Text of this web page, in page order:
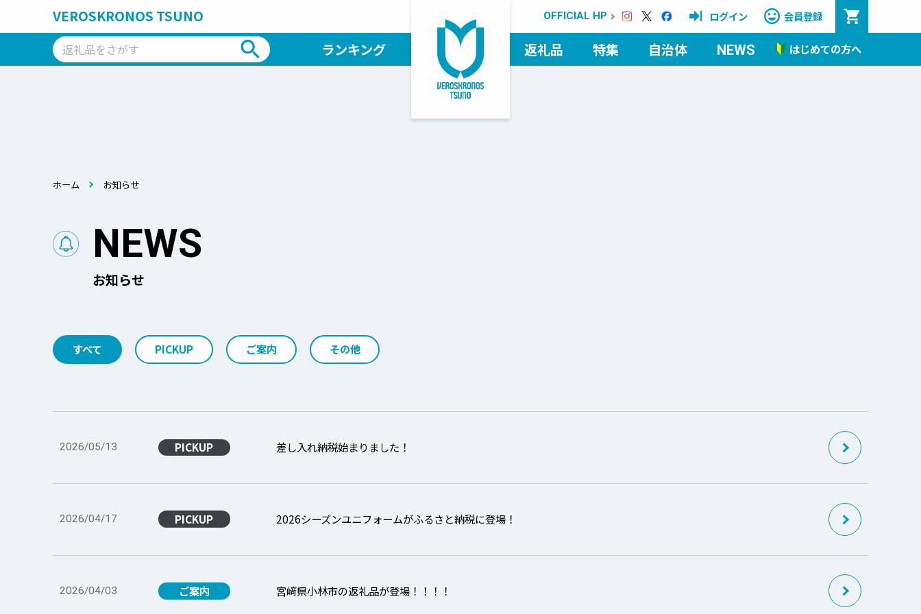
VEROSKRONOS TSUNO OFFICIAL HP ログイン 会員登録
検索
ランキング 返礼品 特集 自治体 NEWS はじめての方へ
ホーム お知らせ
NEWS
お知らせ
すべて PICKUP ご案内 その他
2026/05/13 PICKUP 差し入れ納税始まりました！
2026/04/17 PICKUP 2026シーズンユニフォームがふるさと納税に登場！
2026/04/03 ご案内 宮﨑県小林市の返礼品が登場！！！！